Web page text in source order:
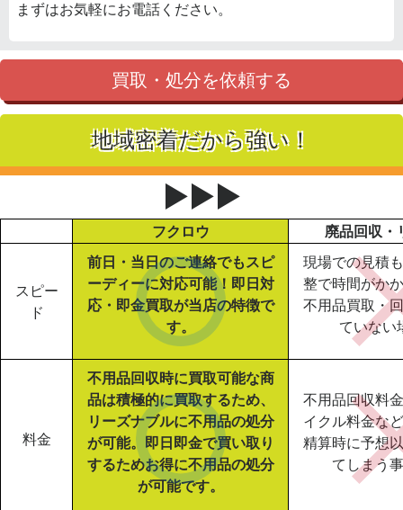
まずはお気軽にお電話ください。
買取・処分を依頼する
地域密着だから強い！
▶▶▶
フクロウ 廃品回収・
スピー
ド
前日・当日のご連絡でもスピ
ーディーに対応可能！即日対
応・即金買取が当店の特徴で
す。
現場での見積
整で時間がか
不用品買取・
ていない
料金
不用品回収時に買取可能な商
品は積極的に買取するため、
リーズナブルに不用品の処分
が可能。即日即金で買い取り
するためお得に不用品の処分
が可能です。
不用品回収料
イクル料金な
精算時に予想
てしまう